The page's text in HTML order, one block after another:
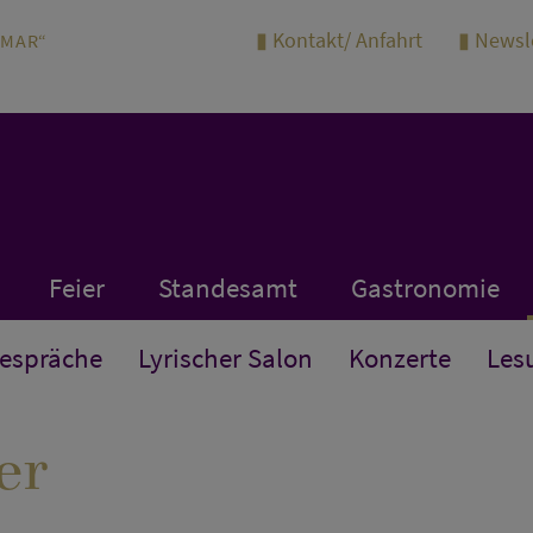
Kontakt/ Anfahrt
Feier Standesamt Gastronomie
Lyrischer Salon Konzerte